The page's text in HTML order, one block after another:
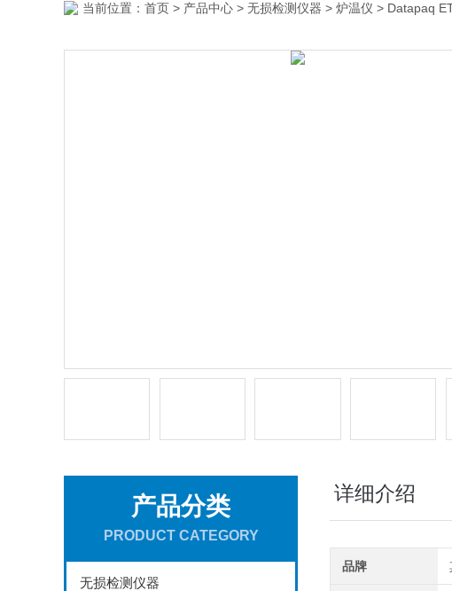
当前位置： 首页 > 产品中心 > 无损检测仪器 > 炉温仪 > Datapaq
产品分类
PRODUCT CATEGORY
无损检测仪器
详细介绍
品牌